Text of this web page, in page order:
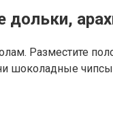
Разместите
шоколадные